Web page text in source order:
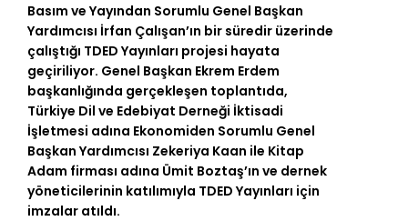
Basım ve Yayından Sorumlu Genel Başkan
Yardımcısı İrfan Çalışan’ın bir süredir üzerinde
çalıştığı TDED Yayınları projesi hayata
geçiriliyor. Genel Başkan Ekrem Erdem
başkanlığında gerçekleşen toplantıda,
Türkiye Dil ve Edebiyat Derneği İktisadi
İşletmesi adına Ekonomiden Sorumlu Genel
Başkan Yardımcısı Zekeriya Kaan ile Kitap
Adam firması adına Ümit Boztaş’ın ve dernek
yöneticilerinin katılımıyla TDED Yayınları için
imzalar atıldı.